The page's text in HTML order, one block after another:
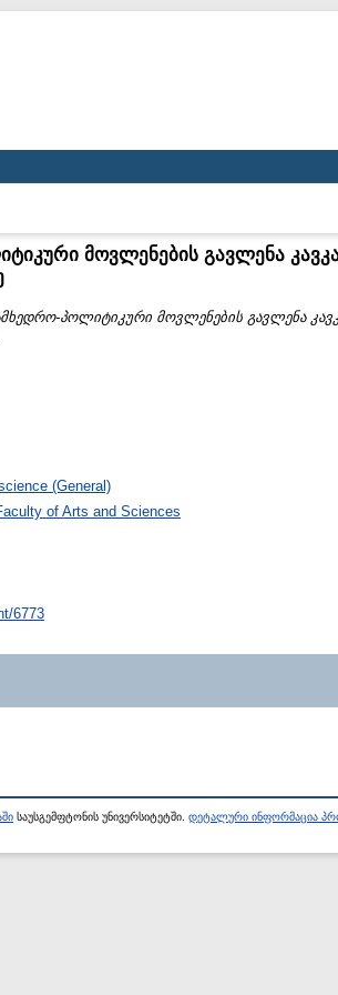
მოვლენების გავლენა
პოლიტიკური მოვლენების გავლენა
(General)
of Arts and Sciences
6773
საუსგემფტონის უნივერსიტეტში. დეტალური ინფორმაცია